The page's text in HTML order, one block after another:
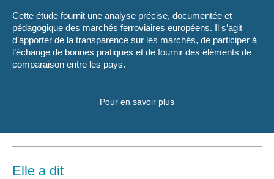
Cette étude fournit une analyse précise, documentée et
pédagogique des marchés ferroviaires européens. Il s’agit
d’apporter de la transparence sur les marchés, de participer à
l’échange de bonnes pratiques et de fournir des éléments de
comparaison entre les pays.
Pour en savoir plus
Elle a dit